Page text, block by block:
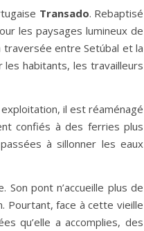
Transado. Rebaptisé
les paysages lumineux de
traversée entre Setúbal et la
habitants, les travailleurs
il est réaménagé
confiés à des ferries plus
à sillonner les eaux
pont n’accueille plus de
Pourtant, face à cette vieille
qu’elle a accomplies, des